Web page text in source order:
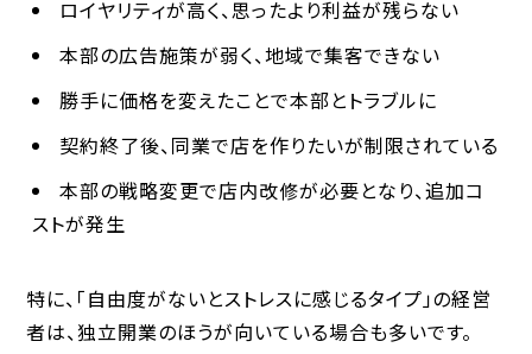
ロイヤリティが高く、思ったより利益が残らない
本部の広告施策が弱く、地域で集客できない
勝手に価格を変えたことで本部とトラブルに
契約終了後、同業で店を作りたいが制限されている
本部の戦略変更で店内改修が必要となり、追加コ
ストが発生
特に、「自由度がないとストレスに感じるタイプ」の経営
者は、独立開業のほうが向いている場合も多いです。